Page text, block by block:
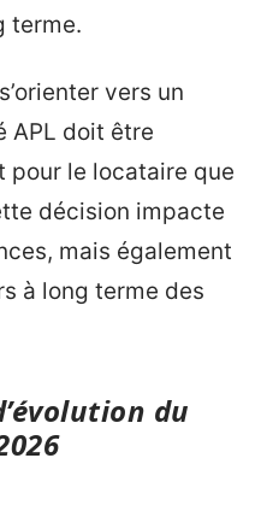
terme.
vers un
APL doit être
pour le locataire que
décision impacte
mais également
à long terme des
du